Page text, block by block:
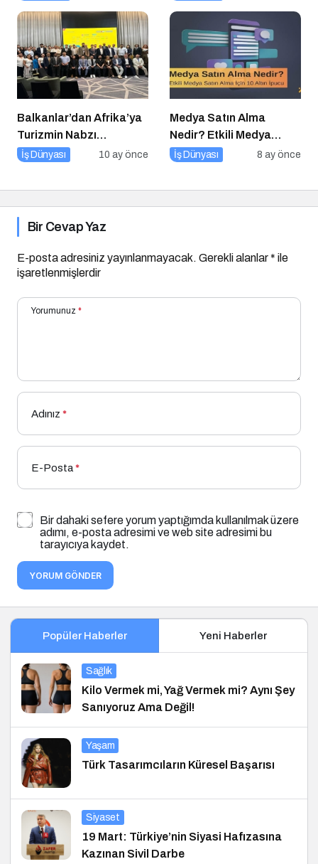
Balkanlar’dan Afrika’ya
Turizmin Nabzı
Uzakrota Dubai’de Attı
İş Dünyası 10 ay önce
Medya Satın Alma
Nedir? Etkili Medya
Satın Alma İçin 10 Altın
İş Dünyası 8 ay önce
Bir Cevap Yaz
E-posta adresiniz yayınlanmayacak. Gerekli alanlar* ile
işaretlenmişlerdir
Yorumunuz *
Adınız *
E-Posta*
Bir dahaki sefere yorum yaptığımda kullanılmak üzere
adımı, e-posta adresimi ve web site adresimi bu
tarayıcıya kaydet.
YORUM GÖNDER
Popüler Haberler Yeni Haberler
Sağlık
Kilo Vermek mi, Yağ Vermek mi? Aynı Şey
Sanıyoruz Ama Değil!
Yaşam
Türk Tasarımcıların Küresel Başarısı
Siyaset
19 Mart: Türkiye’nin Siyasi Hafızasına
Kazınan Sivil Darbe